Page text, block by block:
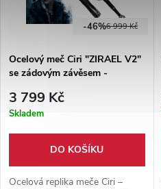
6 999 Kč
-46%
Ocelový meč Ciri "ZIRAEL V2"
se zádovým závěsem -
3 799 Kč
Skladem
DO KOŠÍKU
Ocelová replika meče Ciri –